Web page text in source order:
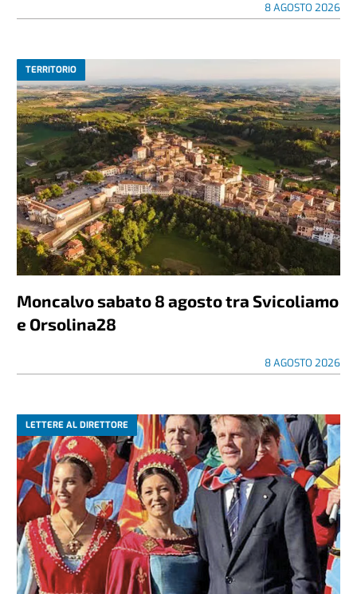
8 AGOSTO 2026
TERRITORIO
Moncalvo sabato 8 agosto tra Svicoliamo
e Orsolina28
8 AGOSTO 2026
LETTERE AL DIRETTORE